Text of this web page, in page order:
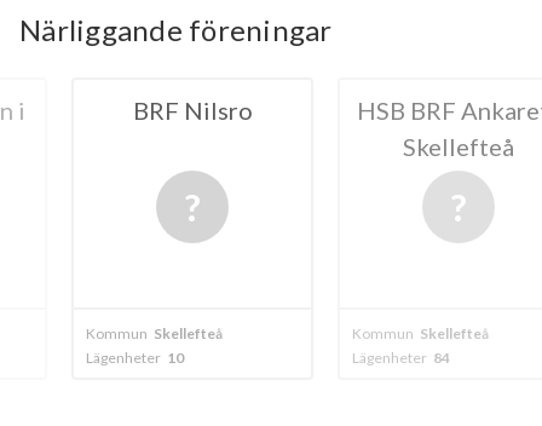
Närliggande föreningar
HSB BRF Ankaret i
Kommun
Lägenheter
BRF
Kommun
Lägenheter